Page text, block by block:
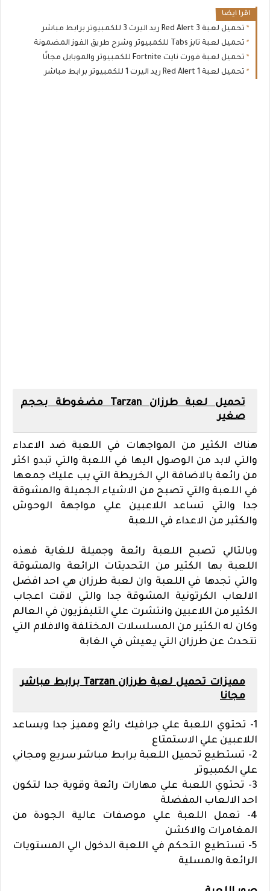
اقرا ايضا
تحميل لعبة Red Alert 3 ريد اليرت 3 للكمبيوتر برابط مباشر
تحميل لعبة تابز Tabs للكمبيوتر وشرح طريق الفوز المضمونة
تحميل لعبة فورت نايت Fortnite للكمبيوتر والموبايل مجانًا
تحميل لعبة Red Alert 1 ريد اليرت 1 للكمبيوتر برابط مباشر
تحميل لعبة طرزان Tarzan مضغوطة بحجم
صغير
هناك الكثير من المواجهات في اللعبة ضد الاعداء
والتي لابد من الوصول اليها في اللعبة والتي تبدو اكثر
من رائعة بالاضافة الي الخريطة التي يب عليك جمعها
في اللعبة والتي تصبح من الاشياء الجميلة والمشوقة
جدا والتي تساعد اللاعبين علي مواجهة الوحوش
والكثير من الاعداء في اللعبة
وبالتالي تصبح اللعبة رائعة وجميلة للغاية فهذه
اللعبة بها الكثير من التحديثات الرائعة والمشوقة
والتي تجدها في اللعبة وان لعبة طرزان هي احد افضل
الالعاب الكرتونية المشوقة جدا والتي لاقت اعجاب
الكثير من اللاعبين وانتشرت علي التليفزيون في العالم
وكان له الكثير من المسلسلات المختلفة والافلام التي
تتحدث عن طرزان التي يعيش في الغابة
مميزات تحميل لعبة طرزان Tarzan برابط مباشر
مجانا
1- تحتوي اللعبة علي جرافيك رائع ومميز جدا ويساعد
اللاعبين علي الاستمتاع
2- تستطيع تحميل اللعبة برابط مباشر سريع ومجاني
علي الكمبيوتر
3- تحتوي اللعبة علي مهارات رائعة وقوية جدا لتكون
احد الالعاب المفضلة
4- تعمل اللعبة علي موصفات عالية الجودة من
المغامرات والاكشن
5- تستطيع التحكم في اللعبة الدخول الي المستويات
الرائعة والمسلية